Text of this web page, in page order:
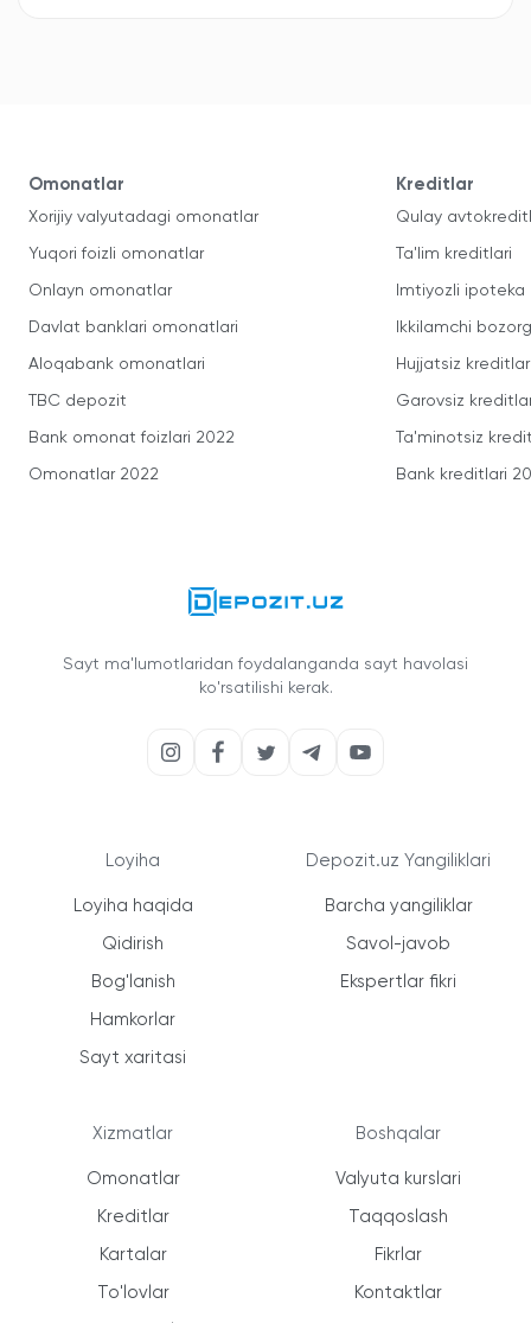
Omonatlar
Xorijiy valyutadagi omonatlar
Yuqori foizli omonatlar
Onlayn omonatlar
Davlat banklari omonatlari
Aloqabank omonatlari
TBC depozit
Bank omonat foizlari 2022
Omonatlar 2022
Kreditlar
Qulay
Ta'lim kreditlari
Imtiyozli ipoteka
Ikkilamchi
Hujjatsiz kreditlar
Garovsiz
Ta'minotsiz
Bank kreditlari
Sayt ma'lumotlaridan foydalanganda sayt havolasi
ko'rsatilishi kerak.
Loyiha
Loyiha haqida
Qidirish
Bog'lanish
Hamkorlar
Sayt xaritasi
Xizmatlar
Omonatlar
Kreditlar
Kartalar
To'lovlar
Depozit.uz Yangiliklari
Barcha yangiliklar
Savol-javob
Ekspertlar fikri
Boshqalar
Valyuta kurslari
Taqqoslash
Fikrlar
Kontaktlar